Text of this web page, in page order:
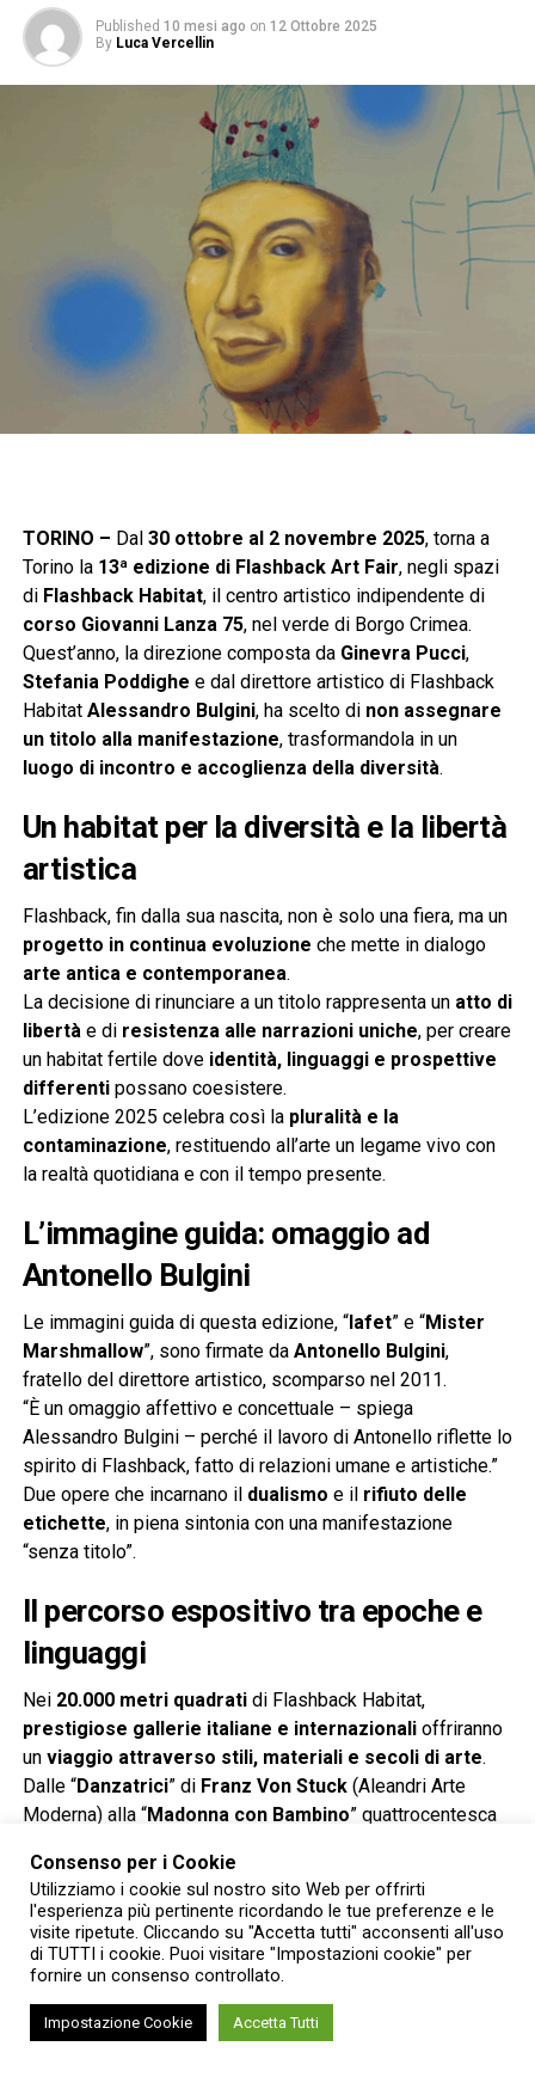
Published 10 mesi ago on 12 Ottobre 2025
By Luca Vercellin
TORINO – Dal 30 ottobre al 2 novembre 2025, torna a
Torino la 13ª edizione di Flashback Art Fair, negli spazi
di Flashback Habitat, il centro artistico indipendente di
corso Giovanni Lanza 75, nel verde di Borgo Crimea.
Quest’anno, la direzione composta da Ginevra Pucci,
Stefania Poddighe e dal direttore artistico di Flashback
Habitat Alessandro Bulgini, ha scelto di non assegnare
un titolo alla manifestazione, trasformandola in un
luogo di incontro e accoglienza della diversità.
Un habitat per la diversità e la libertà
artistica
Flashback, fin dalla sua nascita, non è solo una fiera, ma un
progetto in continua evoluzione che mette in dialogo
arte antica e contemporanea.
La decisione di rinunciare a un titolo rappresenta un atto di
libertà e di resistenza alle narrazioni uniche, per creare
un habitat fertile dove identità, linguaggi e prospettive
differentipossano coesistere.
L’edizione 2025 celebra così la pluralità e la
contaminazione, restituendo all’arte un legame vivo con
la realtà quotidiana e con il tempo presente.
L’immagine guida: omaggio ad
Antonello Bulgini
Le immagini guida di questa edizione, “Iafet” e “Mister
Marshmallow”, sono firmate da Antonello Bulgini,
fratello del direttore artistico, scomparso nel 2011.
“È un omaggio affettivo e concettuale – spiega
Alessandro Bulgini – perché il lavoro di Antonello riflette lo
spirito di Flashback, fatto di relazioni umane e artistiche.”
Due opere che incarnano il dualismo e il rifiuto delle
etichette, in piena sintonia con una manifestazione
“senza titolo”.
Il percorso espositivo tra epoche e
linguaggi
Nei 20.000 metri quadratidi Flashback Habitat,
prestigiose gallerie italiane e internazionalioffriranno
un viaggio attraverso stili, materiali e secoli di arte.
Dalle “Danzatrici” di Franz Von Stuck(Aleandri Arte
Moderna) alla “Madonna con Bambino” quattrocentesca
Marino Mariniai “Dervisci danzanti
percorso si snoda tra mito, metamorfosi e identità.
Non mancano maestri comeBoccioni,Modigliani,
Morandi , Schifano,Dürere Strozzi, accostati a linguaggi
sperimentali e opere che indagano i confini tra arte,
spiritualità e materia.
Consenso per i Cookie
Utilizziamo i cookie sul nostro sito Web per offrirti
l'esperienza più pertinente ricordando le tue preferenze e le
visite ripetute. Cliccando su "Accetta tutti" acconsenti all'uso
di TUTTI i cookie. Puoi visitare "Impostazioni cookie" per
fornire un consenso controllato.
Impostazione Cookie Accetta Tutti